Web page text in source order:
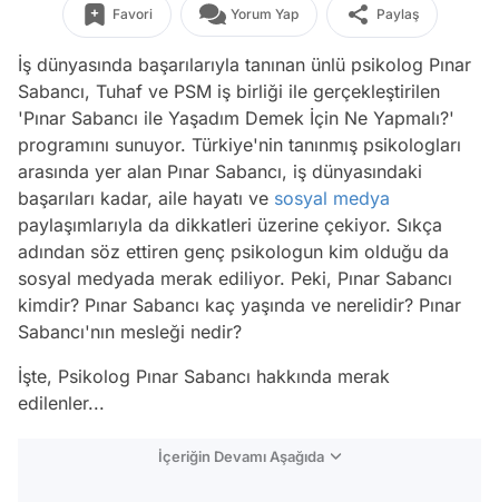
Favori Yorum Yap Paylaş
İş dünyasında başarılarıyla tanınan ünlü psikolog Pınar
Sabancı, Tuhaf ve PSM iş birliği ile gerçekleştirilen
'Pınar Sabancı ile Yaşadım Demek İçin Ne Yapmalı?'
programını sunuyor. Türkiye'nin tanınmış psikologları
arasında yer alan Pınar Sabancı, iş dünyasındaki
başarıları kadar, aile hayatı ve sosyal medya
paylaşımlarıyla da dikkatleri üzerine çekiyor. Sıkça
adından söz ettiren genç psikologun kim olduğu da
sosyal medyada merak ediliyor. Peki, Pınar Sabancı
kimdir? Pınar Sabancı kaç yaşında ve nerelidir? Pınar
Sabancı'nın mesleği nedir?
İşte, Psikolog Pınar Sabancı hakkında merak
edilenler...
İçeriğin Devamı Aşağıda